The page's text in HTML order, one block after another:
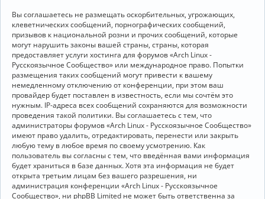
Вы соглашаетесь не размещать оскорбительных, угрожающих,
клеветнических сообщений, порнографических сообщений,
призывов к национальной розни и прочих сообщений, которые
могут нарушить законы вашей страны, страны, которая
предоставляет услуги хостинга для форумов «Arch Linux -
Русскоязычное Сообщество» или международное право. Попытки
размещения таких сообщений могут привести к вашему
немедленному отключению от конференции, при этом ваш
провайдер будет поставлен в известность, если мы сочтём это
нужным. IP-адреса всех сообщений сохраняются для возможности
проведения такой политики. Вы соглашаетесь с тем, что
администраторы форумов «Arch Linux - Русскоязычное Сообщество»
имеют право удалить, отредактировать, перенести или закрыть
любую тему в любое время по своему усмотрению. Как
пользователь вы согласны с тем, что введённая вами информация
будет храниться в базе данных. Хотя эта информация не будет
открыта третьим лицам без вашего разрешения, ни
администрация конференции «Arch Linux - Русскоязычное
Сообщество», ни phpBB Limited не может быть ответственна за